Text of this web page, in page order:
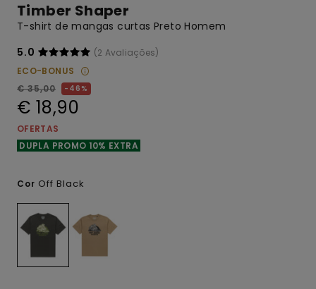
Timber Shaper
T-shirt de mangas curtas Preto Homem
5.0
(2 Avaliações)
ECO-BONUS
€ 35,00
46%
€ 18,90
OFERTAS
DUPLA PROMO 10% EXTRA
Cor Off Black